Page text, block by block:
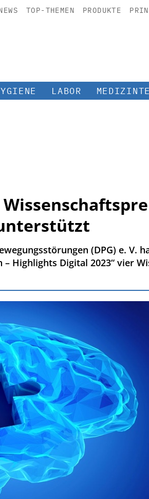
TOP-THEMEN PRODUKTE
LABOR
(DPG) e. V.
Highlights Digital 2023“ vier